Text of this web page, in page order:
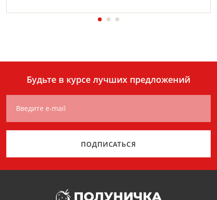
Будьте в курсе лучших предложений
Введите e-mail
ПОДПИСАТЬСЯ